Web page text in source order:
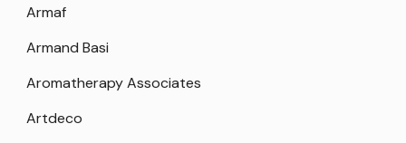
Armaf
Armand Basi
Aromatherapy Associates
Artdeco